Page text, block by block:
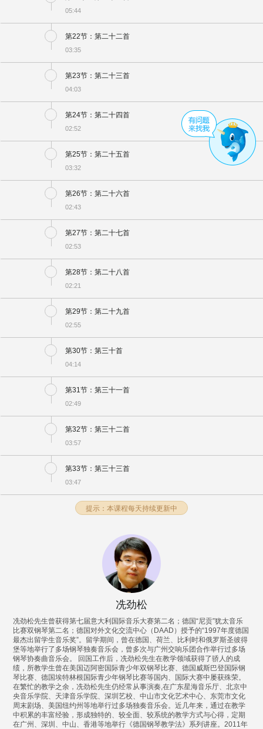
05:44
第22节：第二十二首
03:35
第23节：第二十三首
04:03
第24节：第二十四首
02:52
第25节：第二十五首
03:32
第26节：第二十六首
02:43
第27节：第二十七首
02:53
第28节：第二十八首
02:21
第29节：第二十九首
02:55
第30节：第三十首
04:14
第31节：第三十一首
02:49
第32节：第三十二首
03:57
第33节：第三十三首
03:47
提示：本课程每天持续更新中
冼劲松
冼劲松先生曾获得第七届意大利国际音乐大赛第二名；德国“尼贡”犹太音乐
比赛双钢琴第二名；德国对外文化交流中心（DAAD）授予的“1997年度德国
最杰出留学生音乐奖”。留学期间，曾在德国、荷兰、比利时和俄罗斯圣彼得
堡等地举行了多场钢琴独奏音乐会，曾多次与广州交响乐团合作举行过多场
钢琴协奏曲音乐会。 回国工作后，冼劲松先生在教学领域获得了骄人的成
绩，所教学生曾在美国迈阿密国际青少年双钢琴比赛、德国威斯巴登国际钢
琴比赛、德国埃特林根国际青少年钢琴比赛等国内、国际大赛中屡获殊荣。
在繁忙的教学之余，冼劲松先生仍经常从事演奏,在广东星海音乐厅、北京中
央音乐学院、天津音乐学院、深圳艺校、中山市文化艺术中心、东莞市文化
周末剧场、美国纽约州等地举行过多场独奏音乐会。近几年来，通过在教学
中积累的丰富经验，形成独特的、较全面、较系统的教学方式与心得，定期
在广州、深圳、中山、香港等地举行《德国钢琴教学法》系列讲座。2011年